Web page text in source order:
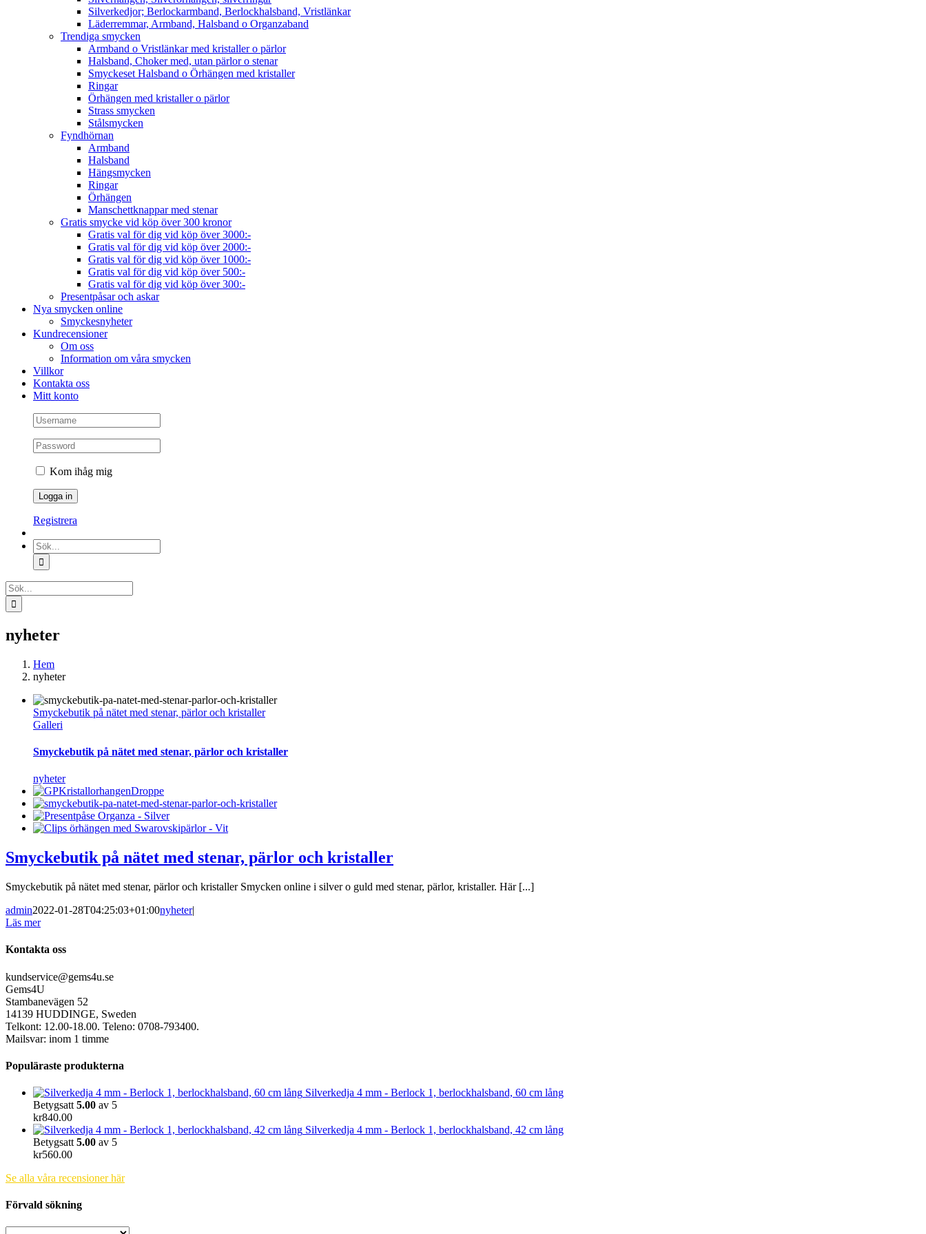
Silverkedjor; Berlockarmband, Berlockhalsband, Vristlänkar
Läderremmar, Armband, Halsband o Organzaband
Trendiga smycken
Armband o Vristlänkar med kristaller o pärlor
Halsband, Choker med, utan pärlor o stenar
Smyckeset Halsband o Örhängen med kristaller
Ringar
Örhängen med kristaller o pärlor
Strass smycken
Stålsmycken
Fyndhörnan
Armband
Halsband
Hängsmycken
Ringar
Örhängen
Manschettknappar med stenar
Gratis smycke vid köp över 300 kronor
Gratis val för dig vid köp över 3000:-
Gratis val för dig vid köp över 2000:-
Gratis val för dig vid köp över 1000:-
Gratis val för dig vid köp över 500:-
Gratis val för dig vid köp över 300:-
Presentpåsar och askar
Nya smycken online
Smyckesnyheter
Kundrecensioner
Om oss
Information om våra smycken
Villkor
Kontakta oss
Mitt konto
Kom ihåg mig
Registrera
Sök
efter:
Sök
efter:
nyheter
Hem
nyheter
Smyckebutik på nätet med stenar, pärlor och kristaller
Galleri
Smyckebutik på nätet med stenar, pärlor och kristaller
nyheter
Smyckebutik på nätet med stenar, pärlor och kristaller
Smyckebutik på nätet med stenar, pärlor och kristaller Smycken online i silver o guld med stenar, pärlor, kristaller. Här [...]
admin2022-01-28T04:25:03+01:00nyheter|
Läs mer
Kontakta oss
kundservice@gems4u.se
Gems4U
Stambanevägen 52
14139 HUDDINGE, Sweden
Telkont: 12.00-18.00. Teleno: 0708-793400.
Mailsvar: inom 1 timme
Populäraste produkterna
Silverkedja 4 mm - Berlock 1, berlockhalsband, 60 cm lång
Betygsatt 5.00 av 5
kr840.00
Silverkedja 4 mm - Berlock 1, berlockhalsband, 42 cm lång
Betygsatt 5.00 av 5
kr560.00
Se alla våra recensioner här
Förvald sökning